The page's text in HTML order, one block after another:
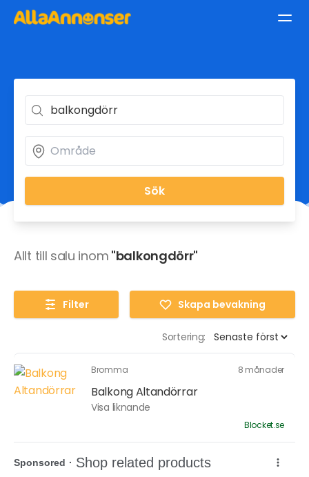
Sök
Allt till salu inom "balkongdörr"
Filter Skapa bevakning
Sortering:
Bromma 8 månader
Balkong Altandörrar
Visa liknande
Blocket.se